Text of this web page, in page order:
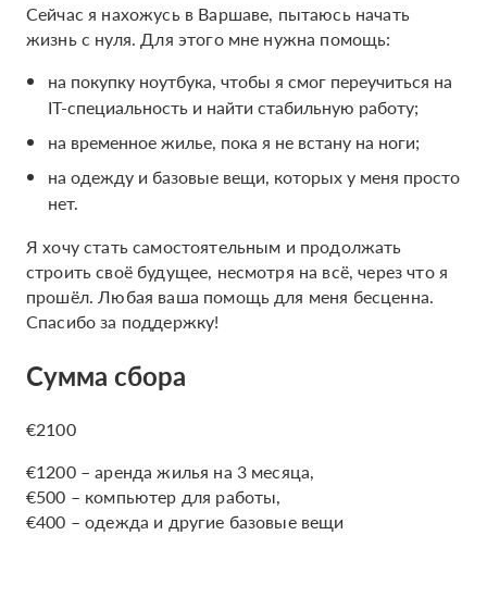
Сейчас я нахожусь в Варшаве, пытаюсь начать
жизнь с нуля. Для этого мне нужна помощь:
на покупку ноутбука, чтобы я смог переучиться на
IT-специальность и найти стабильную работу;
на временное жилье, пока я не встану на ноги;
на одежду и базовые вещи, которых у меня просто
нет.
Я хочу стать самостоятельным и продолжать
строить своё будущее, несмотря на всё, через что я
прошёл. Любая ваша помощь для меня бесценна.
Спасибо за поддержку!
Сумма сбора
€2100
€1200 – аренда жилья на 3 месяца,
€500 – компьютер для работы,
€400 – одежда и другие базовые вещи